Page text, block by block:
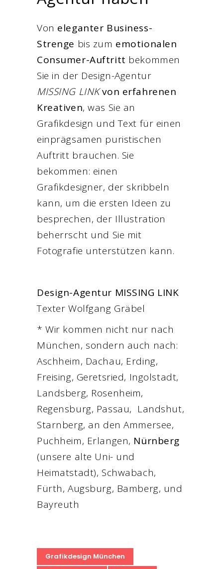
Von eleganter Business-
Strenge bis zum emotionalen
Consumer-Auftritt bekommen
Sie in der Design-Agentur
MISSING LINK von erfahrenen
Kreativen, was Sie an
Grafikdesign und Text für einen
einprägsamen puristischen
Auftritt brauchen. Sie
bekommen: einen
Grafikdesigner, der skribbeln
kann, um die ersten Ideen zu
besprechen, der Illustration
beherrscht und Sie mit
Fotografie unterstützen kann.
Design-Agentur MISSING LINK
Texter Wolfgang Gräbel
* Wir kommen nicht nur nach
München, sondern auch nach:
Aschheim, Dachau, Erding,
Freising, Geretsried, Ingolstadt,
Landsberg, Rosenheim,
Regensburg, Passau, Landshut,
Starnberg, an den Ammersee,
Puchheim, Erlangen, Nürnberg
(unsere alte Uni- und
Heimatstadt), Schwabach,
Fürth, Augsburg, Bamberg, und
Bayreuth
Grafikdesign München